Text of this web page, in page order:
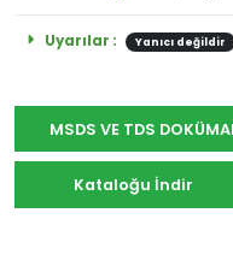
Uyarılar : Yanıcı değildir
MSDS VE TDS
Kataloğu İndir